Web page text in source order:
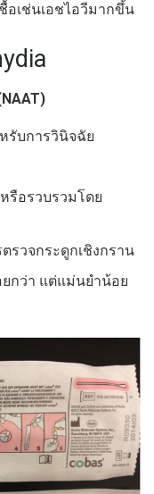
เช่นเอชไอวีมากขึ้น
รับการวินิจฉัย
รือรวบรวมโดย
รวจกระดูกเชิงกราน
กว่า แต่แม่นยำน้อย